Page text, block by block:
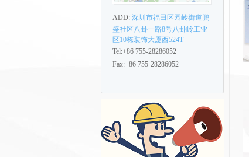
ADD: 深圳市福田区园岭街道鹏
盛社区八卦一路8号八卦岭工业
区10栋装饰大厦西524T
Tel:+86 755-28286052
Fax:+86 755-28286052